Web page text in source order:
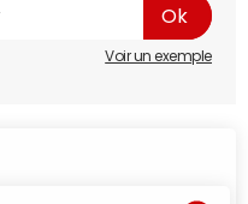
Voir un exemple